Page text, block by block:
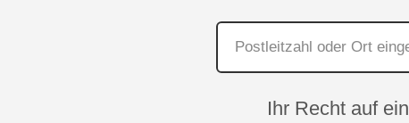
Ihr Recht auf ein